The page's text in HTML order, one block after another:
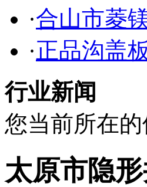
·合山市菱
·正品沟盖
行业新闻
您当前所在的
太原市隐